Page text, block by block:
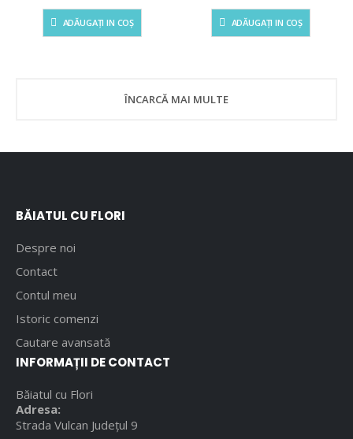
ADĂUGAȚI IN COȘ ADĂUGAȚI IN COȘ
ÎNCARCĂ MAI MULTE
BĂIATUL CU FLORI
Despre noi
Contact
Contul meu
Istoric comenzi
Cautare avansată
INFORMAȚII DE CONTACT
Băiatul cu Flori
Adresa:
Strada Vulcan Județul 9